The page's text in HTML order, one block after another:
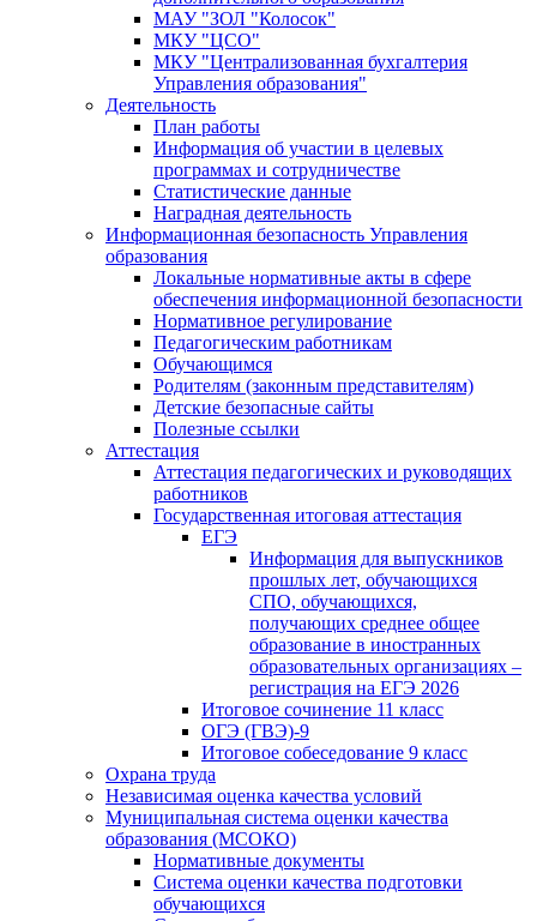
МАУ "ЗОЛ "Колосок"
МКУ "ЦСО"
МКУ "Централизованная бухгалтерия
Управления образования"
Деятельность
План работы
Информация об участии в целевых
программах и сотрудничестве
Статистические данные
Наградная деятельность
Информационная безопасность Управления
образования
Локальные нормативные акты в сфере
обеспечения информационной безопасности
Нормативное регулирование
Педагогическим работникам
Обучающимся
Родителям (законным представителям)
Детские безопасные сайты
Полезные ссылки
Аттестация
Аттестация педагогических и руководящих
работников
Государственная итоговая аттестация
ЕГЭ
Информация для выпускников
прошлых лет, обучающихся
СПО, обучающихся,
получающих среднее общее
образование в иностранных
образовательных организациях –
регистрация на ЕГЭ 2026
Итоговое сочинение 11 класс
ОГЭ (ГВЭ)-9
Итоговое собеседование 9 класс
Охрана труда
Независимая оценка качества условий
Муниципальная система оценки качества
образования (МСОКО)
Нормативные документы
Система оценки качества подготовки
обучающихся